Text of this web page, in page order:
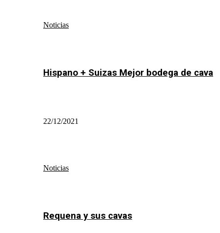
Noticias
Hispano + Suizas Mejor bodega de cava
22/12/2021
Noticias
Requena y sus cavas